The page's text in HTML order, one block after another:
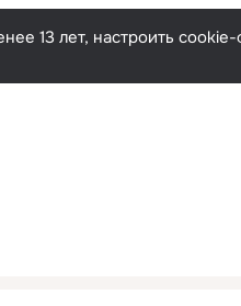
13 лет, настроить